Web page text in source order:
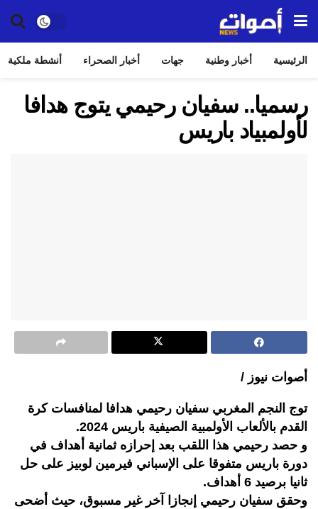
الرئيسية أخبار وطنية جهات أخبار الصحراء أنشطة ملكية
رسميا.. سفيان رحيمي يتوج هدافا
لأولمبياد باريس
أصوات نيوز /
توج النجم المغربي سفيان رحيمي هدافا لمنافسات كرة
القدم بالألعاب الأولمبية الصيفية باريس 2024.
و حصد رحيمي هذا اللقب بعد إحرازه ثمانية أهداف في
دورة باريس متفوقا على الإسباني فيرمين لوبيز على حل
ثانيا برصيد 6 أهداف.
وحقق سفيان رحيمي إنجازا آخر غير مسبوق، حيث أضحى